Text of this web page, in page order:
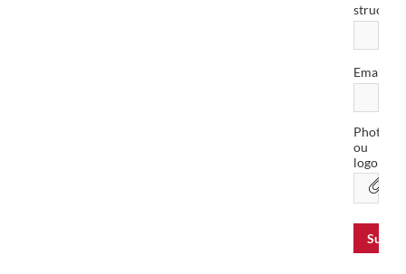
structure
Email
Photo
ou
logo